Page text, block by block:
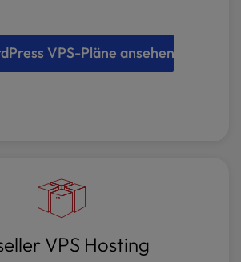
VPS-Pläne ansehen
VPS Hosting